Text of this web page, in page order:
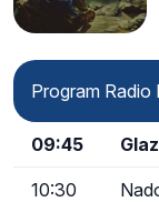
Program Radio
09:45
10:30